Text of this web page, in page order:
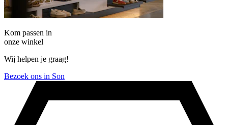
Kom passen in
onze winkel
Wij helpen je graag!
Bezoek ons in Son